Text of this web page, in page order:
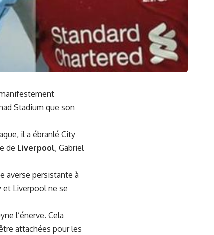
Stadium que son
il a ébranlé City
de Liverpool, Gabriel
averse persistante à
et Liverpool ne se
l’énerve. Cela
attachées pour les